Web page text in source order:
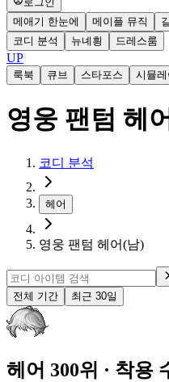
메애기 한눈에
메이플 뮤직
코디 분석
뉴녜힁 드레스룸
UP
룩북 큐브 스타포스 시뮬레
영웅 팬텀 헤
코디 분석
헤어
영웅 팬텀 헤어(남)
전체 기간 최근 30일
헤어 300위 · 착용